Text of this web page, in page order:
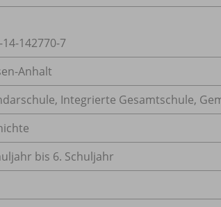
14-142770-7
Anhalt
Integrierte Gesamtschule,
bis 6. Schuljahr